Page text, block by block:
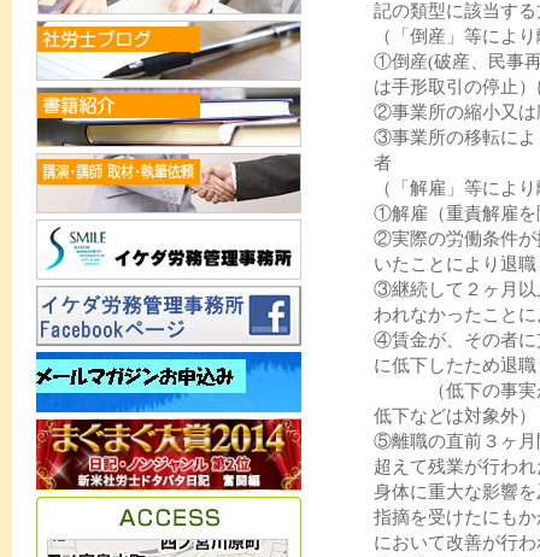
記の類型に該当す
（「倒産」等によ
①倒産(破産、民事
は手形取引の停止
②事業所の縮小又は
③事業所の移転によ
者
（「解雇」等によ
①解雇（重責解雇を
②実際の労働条件が
いたことにより退
③継続して２ヶ月以
われなかったこと
④賃金が、その者に
に低下したため退
（低下の事実が
低下などは対象外）
⑤離職の直前３ヶ月
超えて残業が行わ
身体に重大な影響
指摘を受けたにも
において改善が行